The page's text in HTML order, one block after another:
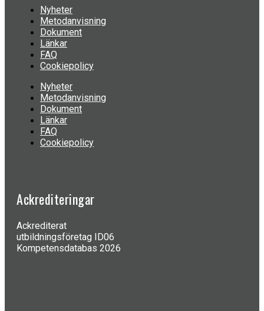
Nyheter
Metodanvisning
Dokument
Länkar
FAQ
Cookiepolicy
Nyheter
Metodanvisning
Dokument
Länkar
FAQ
Cookiepolicy
Ackrediteringar
Ackrediterat
utbildningsföretag ID06
Kompetensdatabas 2026